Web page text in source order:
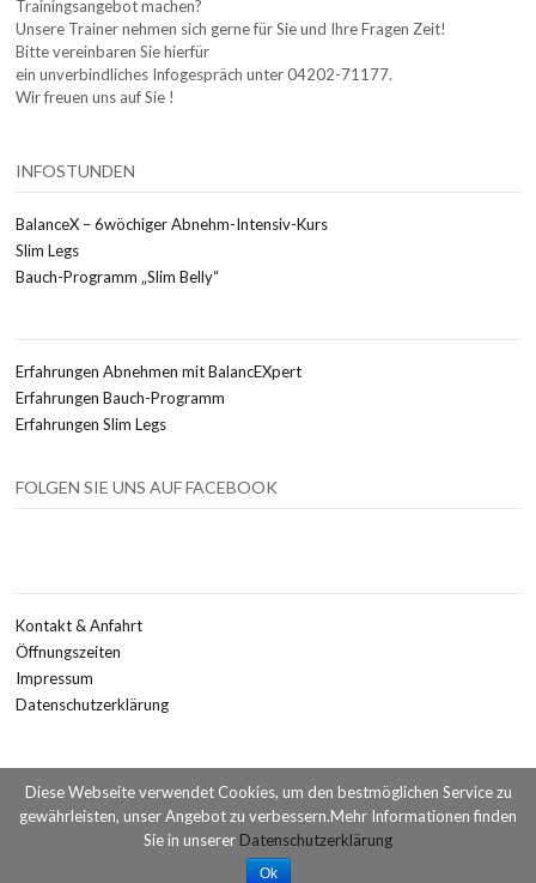
Trainingsangebot machen?
Unsere Trainer nehmen sich gerne für Sie und Ihre Fragen Zeit!
Bitte vereinbaren Sie hierfür
ein unverbindliches Infogespräch unter 04202-71177.
Wir freuen uns auf Sie !
INFOSTUNDEN
BalanceX – 6wöchiger Abnehm-Intensiv-Kurs
Slim Legs
Bauch-Programm „Slim Belly“
Erfahrungen Abnehmen mit BalancEXpert
Erfahrungen Bauch-Programm
Erfahrungen Slim Legs
FOLGEN SIE UNS AUF FACEBOOK
Kontakt & Anfahrt
Öffnungszeiten
Impressum
Datenschutzerklärung
Copyright © 2026 Fit in Achim. All Rights Reserved. Designed by
Diese Webseite verwendet Cookies, um den bestmöglichen Service zu
gewährleisten, unser Angebot zu verbessern.Mehr Informationen finden
Sie in unserer Datenschutzerklärung
Ok